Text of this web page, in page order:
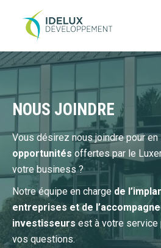
NOUS JOINDRE
Vous désirez nous joindre pour
opportunités offertes par le
votre business ?
Notre équipe en charge de
entreprises et de
investisseurs est à votre service
vos questions.